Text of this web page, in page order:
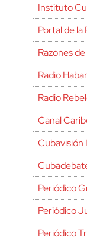
Instituto
Portal de la
Razones
Radio
Radio
Canal
Cubavisión
Periódico
Periódico
Periódico